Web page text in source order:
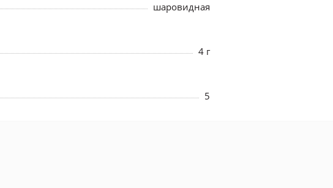
шаровидная
4 г
5